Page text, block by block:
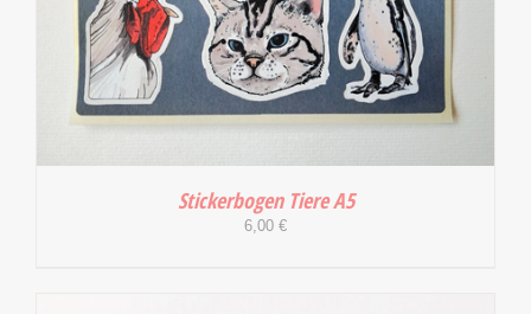
Stickerbogen Tiere A5
6,00 €